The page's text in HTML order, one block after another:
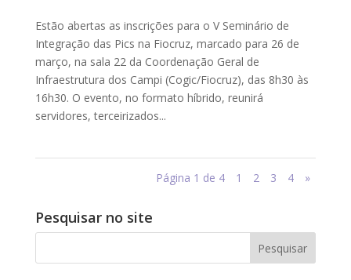
Estão abertas as inscrições para o V Seminário de
Integração das Pics na Fiocruz, marcado para 26 de
março, na sala 22 da Coordenação Geral de
Infraestrutura dos Campi (Cogic/Fiocruz), das 8h30 às
16h30. O evento, no formato híbrido, reunirá
servidores, terceirizados...
Página 1 de 4 1 2 3 4 »
Pesquisar no site